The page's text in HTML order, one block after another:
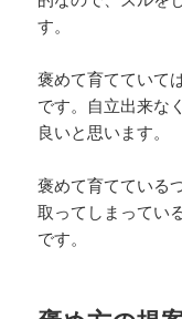
す。
褒めて育てていて
です。自立出来な
良いと思います。
褒めて育てている
取ってしまってい
です。